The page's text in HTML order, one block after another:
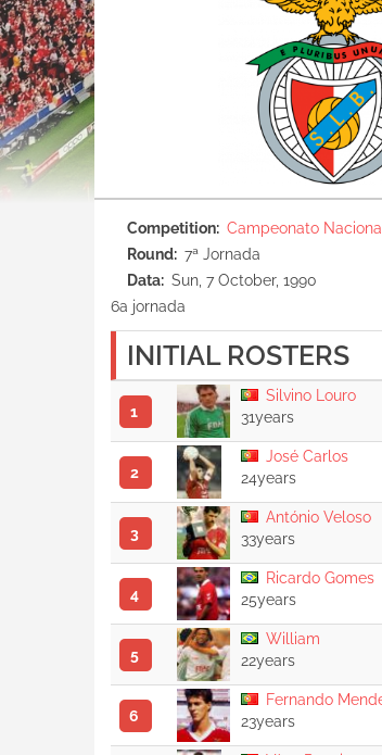
Competition
Campeonato Nacional
Round
7ª Jornada
Data
Sun, 7 October, 1990
6a jornada
INITIAL ROSTERS
1
Silvino Louro
31years
2
José Carlos
24years
3
António Veloso
33years
4
Ricardo Gomes
25years
5
William
22years
6
Fernando
23years